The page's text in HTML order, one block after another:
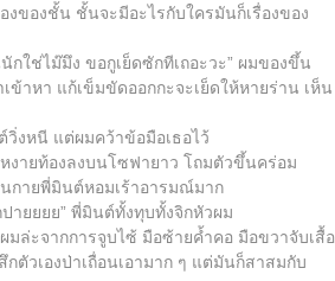
งของชั้น ชั้นจะมีอะไรกับใครมันก็เรื่องของ
กใช่ไม๊มึง ขอกูเย็ดซักทีเถอะวะ” ผมของขึ้น
าหา แก้เข็มขัดออกกะจะเย็ดให้หายร่าน เห็น
วิ่งหนี แต่ผมคว้าข้อมือเธอไว้
งายท้องลงบนโซฟายาว โถมตัวขึ้นคร่อม
กายพี่มินต์หอมเร้าอารมณ์มาก
ายยยย” พี่มินต์ทั้งทุบทั้งจิกหัวผม
มล่ะจากการจูบไซ้ มือซ้ายค้ำคอ มือขวาจับเสื้อ
ตัวเองป่าเถื่อนเอามาก ๆ แต่มันก็สาสมกับ